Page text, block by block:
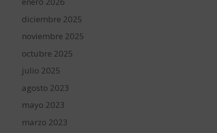
diciembre 2025
noviembre 2025
octubre 2025
julio 2025
agosto 2023
mayo 2023
marzo 2023